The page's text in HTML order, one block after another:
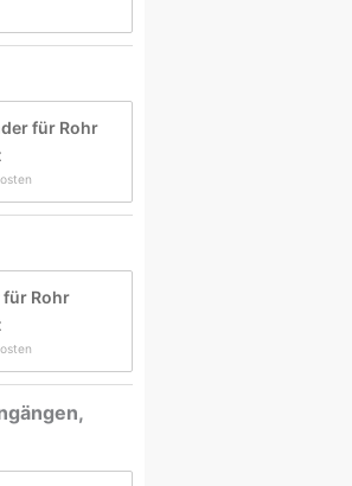
für Rohr
Rohr